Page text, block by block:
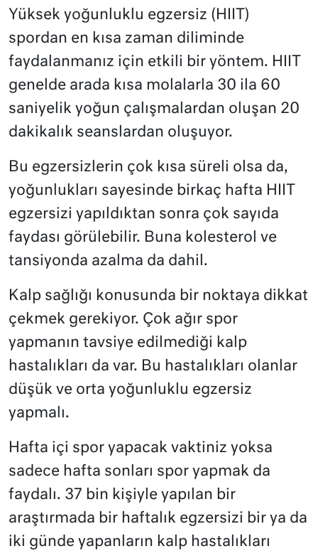
Yüksek yoğunluklu egzersiz (HIIT)
spordan en kısa zaman diliminde
faydalanmanız için etkili bir yöntem. HIIT
genelde arada kısa molalarla 30 ila 60
saniyelik yoğun çalışmalardan oluşan 20
dakikalık seanslardan oluşuyor.
Bu egzersizlerin çok kısa süreli olsa da,
yoğunlukları sayesinde birkaç hafta HIIT
egzersizi yapıldıktan sonra çok sayıda
faydası görülebilir. Buna kolesterol ve
tansiyonda azalma da dahil.
Kalp sağlığı konusunda bir noktaya dikkat
çekmek gerekiyor. Çok ağır spor
yapmanın tavsiye edilmediği kalp
hastalıkları da var. Bu hastalıkları olanlar
düşük ve orta yoğunluklu egzersiz
yapmalı.
Hafta içi spor yapacak vaktiniz yoksa
sadece hafta sonları spor yapmak da
faydalı. 37 bin kişiyle yapılan bir
araştırmada bir haftalık egzersizi bir ya da
iki günde yapanların kalp hastalıkları